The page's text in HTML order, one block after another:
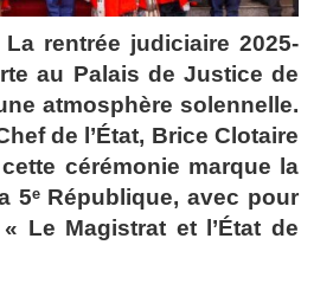
rentrée judiciaire 2025-
au Palais de Justice de
atmosphère solennelle.
de l’État, Brice Clotaire
cérémonie marque la
5ᵉ République, avec pour
Le Magistrat et l’État de